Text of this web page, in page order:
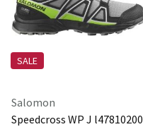
SALE
Salomon
Speedcross WP J l47810200